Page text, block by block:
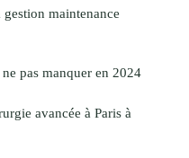
maintenance
pas manquer en 2024
avancée à Paris à